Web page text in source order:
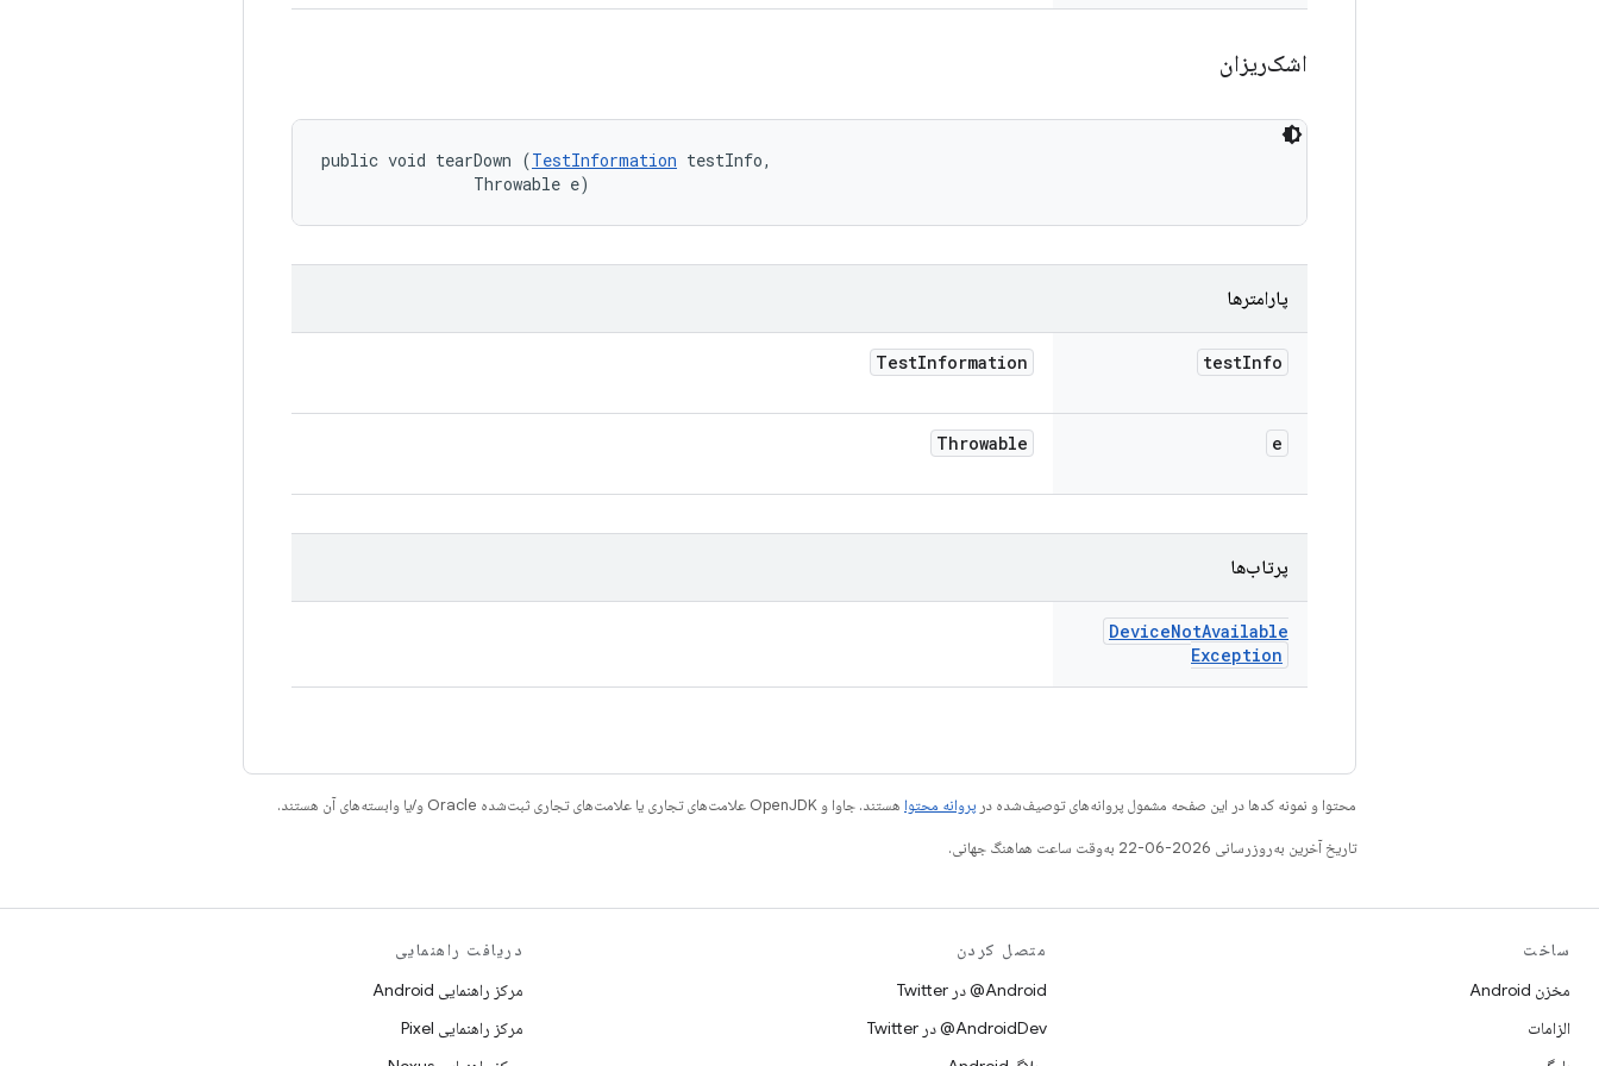
اشک‌ریزان
public void tearDown (TestInformation testInfo,
                Throwable e)
پارامترها
testInfo
TestInformation
e
Throwable
پرتاب‌ها
DeviceNotAvailable
Exception
محتوا و نمونه کدها در این صفحه مشمول پروانه‌های توصیف‌شده در پروانه محتوا هستند. جاوا و OpenJDK علامت‌های تجاری یا علامت‌های تجاری ثبت‌شده Oracle و/یا وابسته‌های آن هستند.
تاریخ آخرین به‌روزرسانی 2026-06-22 به‌وقت ساعت هماهنگ جهانی.
ساخت
مخزن Android
الزامات
متصل کردن
Android@ در Twitter
AndroidDev@ در Twitter
دریافت راهنمایی
مرکز راهنمایی Android
مرکز راهنمایی Pixel